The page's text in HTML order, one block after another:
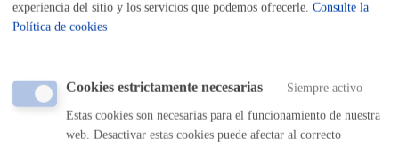
Bonificaciones y exenciones
Pagos y solicitudes de contenido económico
experiencia del sitio y los servicios que podemos ofrecerle. Consulte la
Política de cookies
Cookies estrictamente necesarias Siempre activo
Estas cookies son necesarias para el funcionamiento de nuestra
web. Desactivar estas cookies puede afectar al correcto